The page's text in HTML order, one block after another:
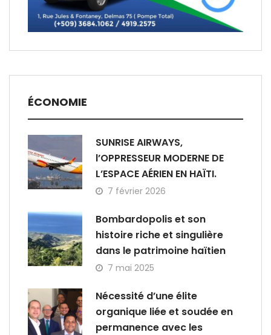
ÉCONOMIE
SUNRISE AIRWAYS,
l’OPPRESSEUR MODERNE DE
L’ESPACE AÉRIEN EN HAÏTI.
7 février 2026
Bombardopolis et son
histoire riche et singulière
dans le patrimoine haïtien
7 mai 2025
Nécessité d’une élite
organique liée et soudée en
permanence avec les